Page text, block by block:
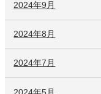
2024年9月
2024年8月
2024年7月
2024年5月